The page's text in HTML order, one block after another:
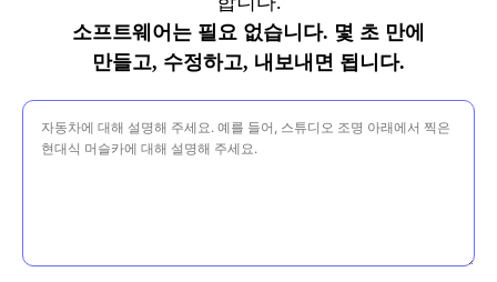
소프트웨어는 필요 없습니다. 몇 초 만에
만들고, 수정하고, 내보내면 됩니다.